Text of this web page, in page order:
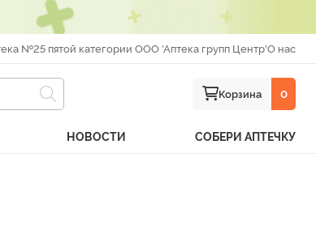
№25 пятой категории ООО 'Аптека групп Центр'О нас
Корзина 0
НОВОСТИ СОБЕРИ АПТЕЧКУ